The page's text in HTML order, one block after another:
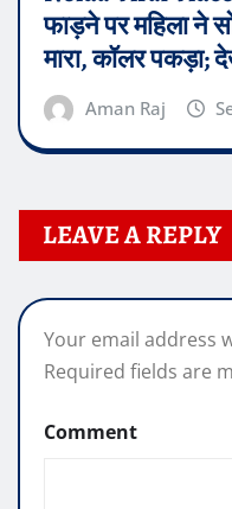
फाड़ने पर महिला ने
मारा, कॉलर पकड़ा;
Aman Raj
LEAVE A REPLY
Your email address
Required fields are
Comment